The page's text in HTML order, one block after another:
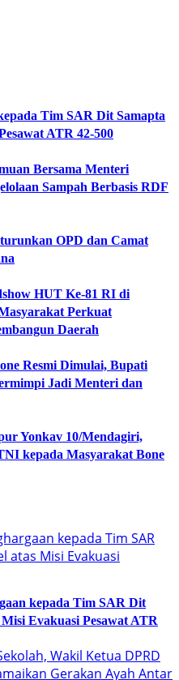
Tim SAR Dit Samapta
ATR 42-500
Bersama Menteri
Sampah Berbasis RDF
OPD dan Camat
HUT Ke-81 RI di
Perkuat
Daerah
Resmi Dimulai, Bupati
Jadi Menteri dan
Yonkav 10/Mendagiri,
kepada Masyarakat Bone
kepada Tim SAR Dit
Evakuasi Pesawat ATR